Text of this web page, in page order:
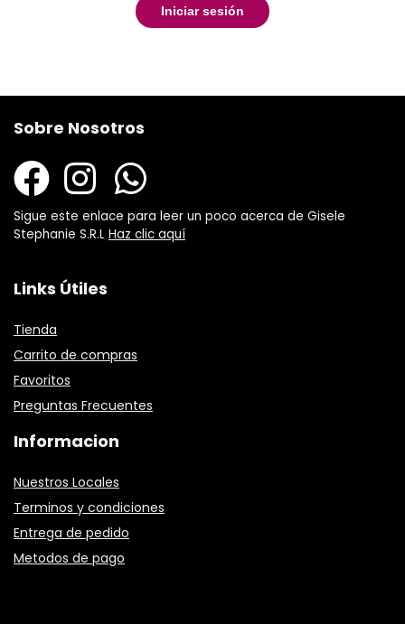
Iniciar sesión
Sobre Nosotros
Sigue este enlace para leer un poco acerca de Gisele
Stephanie S.R.L Haz clic aquí
Links Útiles
Tienda
Carrito de compras
Favoritos
Preguntas Frecuentes
Informacion
Nuestros Locales
Terminos y condiciones
Entrega de pedido
Metodos de pago